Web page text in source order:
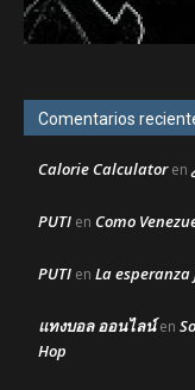
Comentarios
Calorie Calculatoren
PUTI en Como
PUTI en La
แทงบอล ออนไลน์en
Hop